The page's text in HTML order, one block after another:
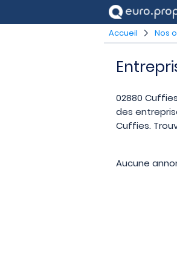
Accueil Nos
02880
des
Cuffies.
Aucune